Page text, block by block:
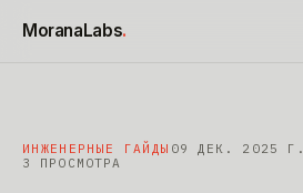
MoranaLabs.
ИНЖЕНЕРНЫЕ ГАЙДЫ 09 ДЕК. 2025 Г.
3 ПРОСМОТРА